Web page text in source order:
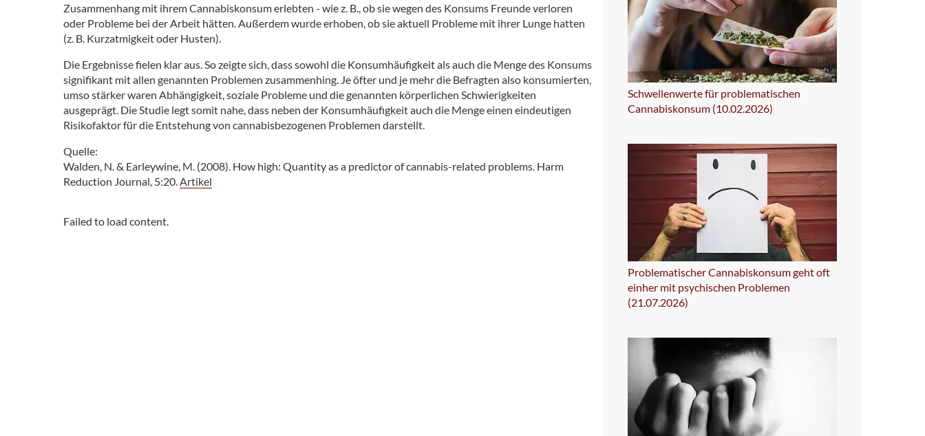
Zusammenhang mit ihrem Cannabiskonsum erlebten - wie z. B., ob sie wegen des Konsums Freunde verloren
oder Probleme bei der Arbeit hätten. Außerdem wurde erhoben, ob sie aktuell Probleme mit ihrer Lunge hatten
(z. B. Kurzatmigkeit oder Husten).
Die Ergebnisse fielen klar aus. So zeigte sich, dass sowohl die Konsumhäufigkeit als auch die Menge des Konsums
signifikant mit allen genannten Problemen zusammenhing. Je öfter und je mehr die Befragten also konsumierten,
umso stärker waren Abhängigkeit, soziale Probleme und die genannten körperlichen Schwierigkeiten
ausgeprägt. Die Studie legt somit nahe, dass neben der Konsumhäufigkeit auch die Menge einen eindeutigen
Risikofaktor für die Entstehung von cannabisbezogenen Problemen darstellt.
Quelle:
Walden, N. & Earleywine, M. (2008). How high: Quantity as a predictor of cannabis-related problems. Harm
Reduction Journal, 5:20.Artikel
Failed to load content.
Schwellenwerte für problematischen
Cannabiskonsum (10.02.2026)
Problematischer Cannabiskonsum geht oft
einher mit psychischen Problemen
(21.07.2026)